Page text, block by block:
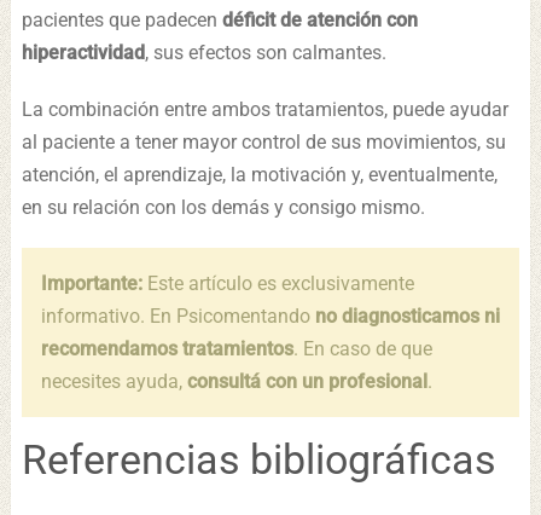
pacientes que padecen déficit de atención con
hiperactividad, sus efectos son calmantes.
La combinación entre ambos tratamientos, puede ayudar
al paciente a tener mayor control de sus movimientos, su
atención, el aprendizaje, la motivación y, eventualmente,
en su relación con los demás y consigo mismo.
Importante:Este artículo es exclusivamente
informativo. En Psicomentando no diagnosticamos ni
recomendamos tratamientos. En caso de que
necesites ayuda, consultá con un profesional.
Referencias bibliográficas